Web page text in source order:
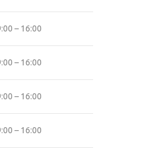
– 16:00
– 16:00
– 16:00
– 16:00